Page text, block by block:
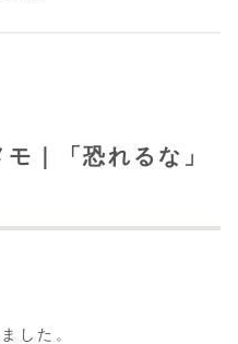
｜「恐れるな」
した。